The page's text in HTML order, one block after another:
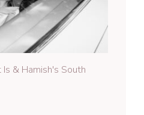
& Hamish's South